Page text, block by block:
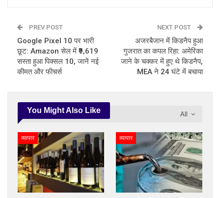
PREV POST
Google Pixel 10 पर भारी
छूट: Amazon सेल में ₹9,619
सस्ता हुआ पिक्सल 10, जानें नई
कीमत और फीचर्स
NEXT POST
अजरबैजान में किडनैप हुआ
गुजरात का कपल रिहा: अमेरिका
जाने के चक्कर में हुए थे किडनैप,
MEA ने 24 घंटे में बचाया
All
You Might Also Like
व्यापार व्यापार